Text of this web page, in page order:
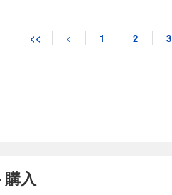
「馬主（うまぬし）」ってお金持ちじ
か…。会社員時代のスキルと金銭感覚
ない！ 東京の会社を辞めて、競走馬を
か…。会社員時代のスキルと金銭感覚を
<< < 1 2 3
入